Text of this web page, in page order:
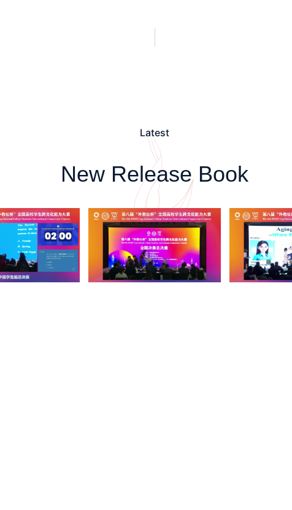
Latest
New Release Book